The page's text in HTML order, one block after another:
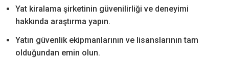
Yat kiralama şirketinin güvenilirliği ve deneyimi
hakkında araştırma yapın.
Yatın güvenlik ekipmanlarının ve lisanslarının tam
olduğundan emin olun.